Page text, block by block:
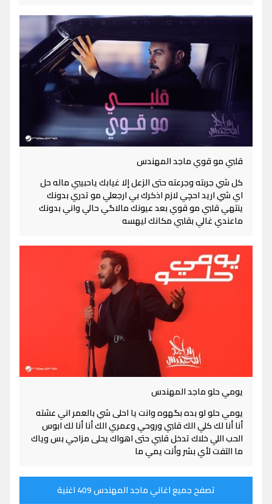
قلبي مو قوي ماجد المهندس
كل شي جربته وجرعته حتى الزعل إلا غيابك ياحبيبي ماله حل
اي شي اريد احچي لازم اذكرك بي ارجعلي مو تدري بدونك
ينتهي قلبي مو قوي بعد عيونك مالاگي حالي واني بدونك
ماعندي غالي بقلبي مكانك ليهسه
يومي حلو ماجد المهندس
يومي حلو لو بده بگهوه وانت يا احلى شي بالعمر اني عشته
أنا أنا لك كلي الك قلبي وروحي وعمري الك أنا أنا لك ابوس
الحب اللي خلاك تدخل قلبي حتى اهواك يحلى مزاجي بس وياك
ما التفت لأي بشر وأنت يمي ما
تصفح جميع اغاني ماجد المهندس 409 اغنية